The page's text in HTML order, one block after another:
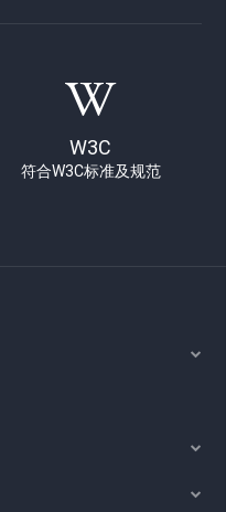
W3C
符合W3C标准及规范